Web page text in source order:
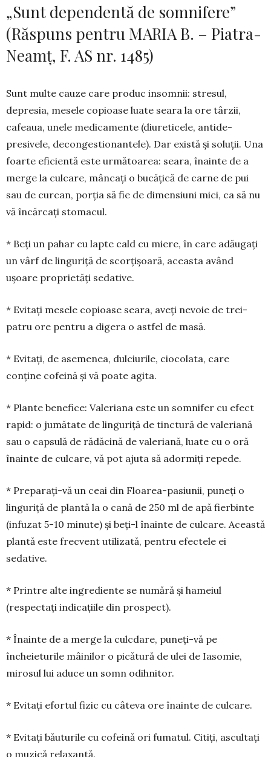
„Sunt dependentă de somnifere”
(Răspuns pentru MARIA B. – Piatra-
Neamț, F. AS nr. 1485)
Sunt multe cauze care produc insomnii: stresul,
depresia, mesele copioase luate seara la ore târzii,
cafeaua, unele medicamente (diureticele, antide­
presivele, decongestionantele). Dar există și soluții. Una
foarte eficientă este următoarea: seara, înainte de a
merge la culcare, mâncați o bucățică de carne de pui
sau de curcan, porția să fie de dimensiuni mici, ca să nu
vă încărcați stomacul.
* Beți un pahar cu lapte cald cu miere, în care adăugați
un vârf de linguriță de scorțișoară, aceasta având
ușoare proprietăți sedative.
* Evitați mesele copioase seara, aveți nevoie de trei-
patru ore pentru a digera o astfel de masă.
* Evitați, de asemenea, dulciurile, ciocolata, care
conține cofeină și vă poate agita.
* Plante benefice: Valeriana este un somnifer cu efect
rapid: o jumătate de linguriță de tinctură de valeriană
sau o capsulă de rădăcină de valeriană, luate cu o oră
înainte de culcare, vă pot ajuta să adormiți repede.
* Preparați-vă un ceai din Floarea-pasiunii, puneți o
linguriță de plantă la o cană de 250 ml de apă fierbinte
(infuzat 5-10 minute) și beți-l înainte de culcare. Această
plantă este frecvent utilizată, pentru efectele ei
sedative.
* Printre alte ingrediente se numără și hameiul
(respectați indicațiile din prospect).
* Înainte de a merge la culcdare, puneți-vă pe
încheieturile mâinilor o picătură de ulei de Iasomie,
mirosul lui aduce un somn odihnitor.
* Evitați efortul fizic cu câteva ore înainte de culcare.
* Evitați băuturile cu cofeină ori fumatul. Citiți, ascultați
o muzică relaxantă.